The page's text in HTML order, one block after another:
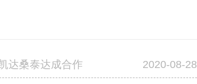
达桑泰达成合作 2020-08-28